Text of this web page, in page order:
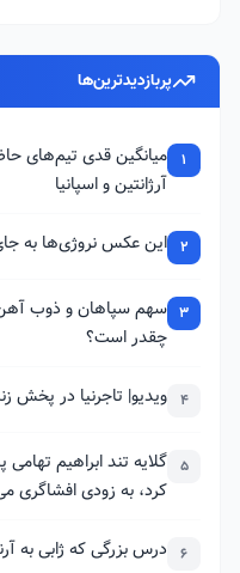
پربازدیدترین‌ها
1
میانگین قدی تیم‌های
آرژانتین و اسپانیا
2 این عکس نروژی‌ها به
3 سهم سپاهان و ذوب
چقدر است؟
4 ویدیو| تاجرنیا در پخش
5 گلایه تند ابراهیم
کرد، به زودی افشاگری
6 درس بزرگی که ژابی به